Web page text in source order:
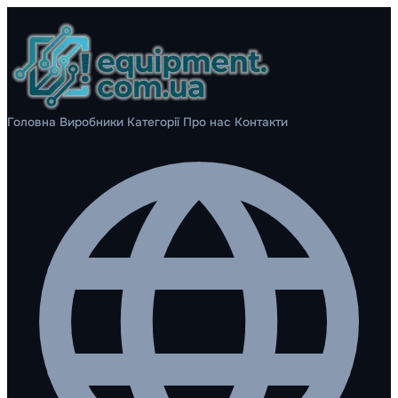
Головна Виробники Категорії Про нас Контакти